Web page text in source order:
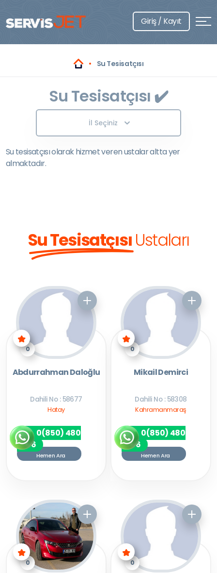
Giriş / Kayıt
Su Tesisatçısı
Su Tesisatçısı ✔️
İl Seçiniz
Su tesisatçısı olarak hizmet veren ustalar altta yer
almaktadır.
Su TesisatçısıUstaları
0
Abdurrahman Daloğlu
Dahili No : 58677
Hatay
0(850) 480
7256
Hemen Ara
0
Mikail Demirci
Dahili No : 58308
Kahramanmaraş
0(850) 480
7256
Hemen Ara
0 0